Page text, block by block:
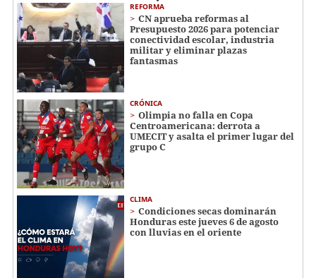
REFORMA
CN aprueba reformas al
Presupuesto 2026 para potenciar
conectividad escolar, industria
militar y eliminar plazas
fantasmas
CRÓNICA
Olimpia no falla en Copa
Centroamericana: derrota a
UMECIT y asalta el primer lugar del
grupo C
CLIMA
Condiciones secas dominarán
Honduras este jueves 6 de agosto
con lluvias en el oriente